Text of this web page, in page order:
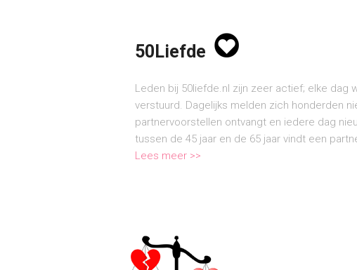
50Liefde
Leden bij 50liefde.nl zijn zeer actief; elke dag
verstuurd. Dagelijks melden zich honderden
partnervoorstellen ontvangt en iedere dag
tussen de 45 jaar en de 65 jaar vindt een
Lees meer >>